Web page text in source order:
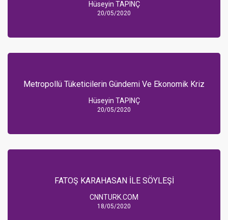
Hüseyin TAPINÇ
20/05/2020
Metropollü Tüketicilerin Gündemi Ve Ekonomik Kriz
Hüseyin TAPINÇ
20/05/2020
FATOŞ KARAHASAN İLE SÖYLEŞİ
CNNTURK.COM
18/05/2020